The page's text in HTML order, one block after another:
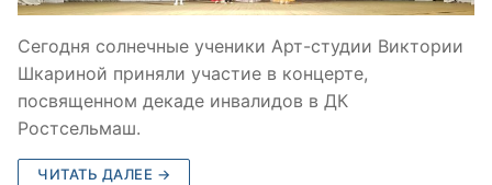
Сегодня солнечные ученики Арт-студии Виктории
Шкариной приняли участие в концерте,
посвященном декаде инвалидов в ДК
Ростсельмаш.
ЧИТАТЬ ДАЛЕЕ →